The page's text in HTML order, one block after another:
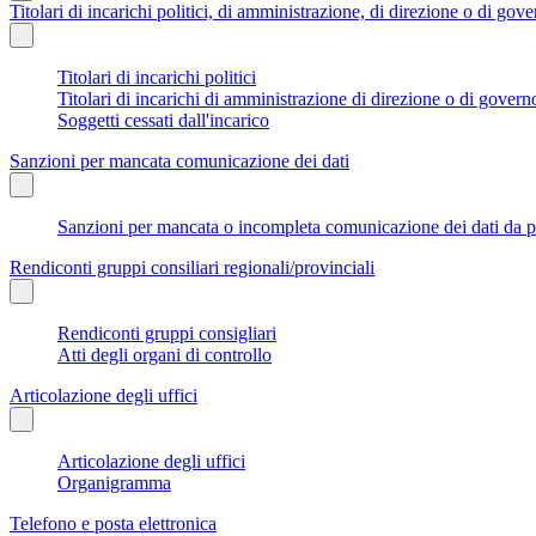
Titolari di incarichi politici, di amministrazione, di direzione o di
Titolari di incarichi politici
Titolari di incarichi di amministrazione di direzione o di
Soggetti cessati dall'incarico
Sanzioni per mancata comunicazione dei dati
Sanzioni per mancata o incompleta comunicazione dei dati
Rendiconti gruppi consiliari regionali/provinciali
Rendiconti gruppi consigliari
Atti degli organi di controllo
Articolazione degli uffici
Articolazione degli uffici
Organigramma
Telefono e posta elettronica